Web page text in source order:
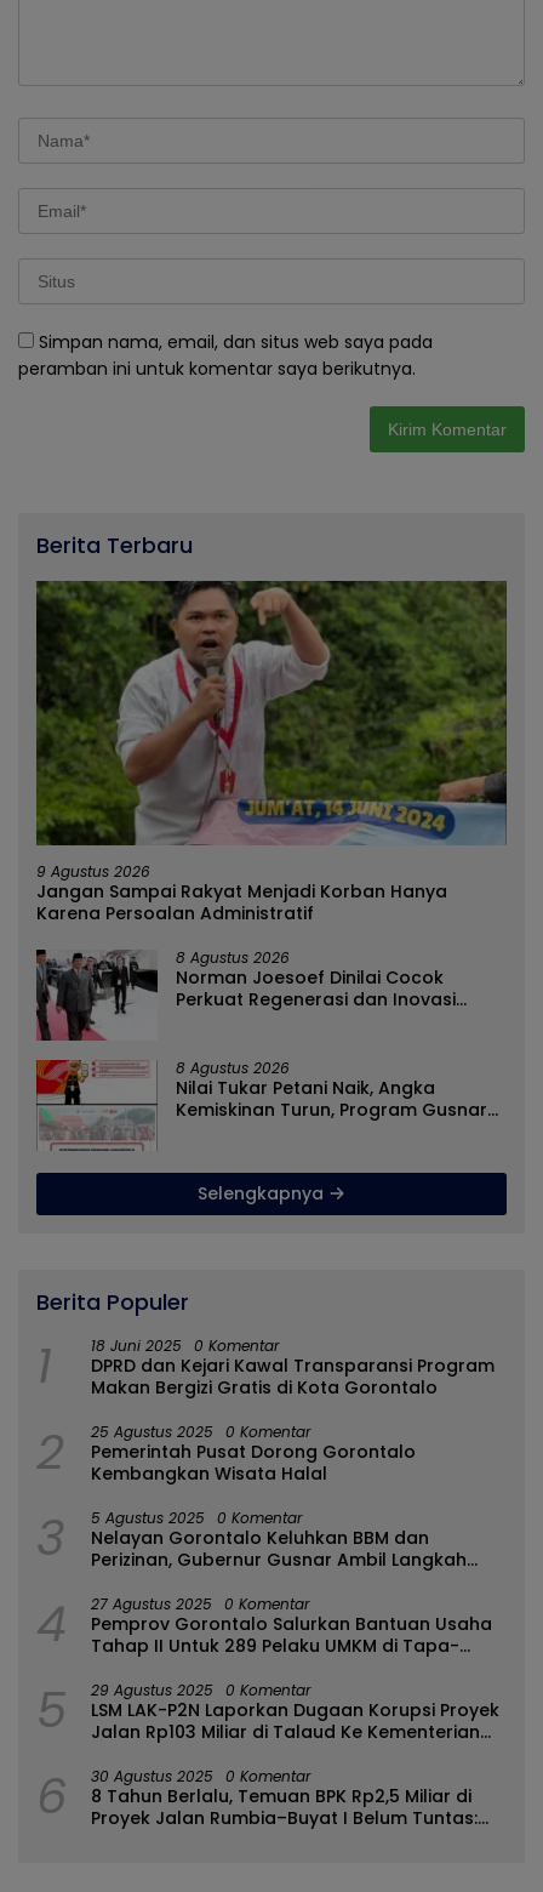
Simpan nama, email, dan situs web saya pada
peramban ini untuk komentar saya berikutnya.
Berita Terbaru
9 Agustus 2026
Jangan Sampai Rakyat Menjadi Korban Hanya
Karena Persoalan Administratif
8 Agustus 2026
Norman Joesoef Dinilai Cocok
Perkuat Regenerasi dan Inovasi
8 Agustus 2026
Nilai Tukar Petani Naik, Angka
Kemiskinan Turun, Program Gusnar-
Selengkapnya
Berita Populer
1 18 Juni 2025 0 Komentar
DPRD dan Kejari Kawal Transparansi Program
Makan Bergizi Gratis di Kota Gorontalo
2 25 Agustus 2025 0 Komentar
Pemerintah Pusat Dorong Gorontalo
Kembangkan Wisata Halal
3 5 Agustus 2025 0 Komentar
Nelayan Gorontalo Keluhkan BBM dan
Perizinan, Gubernur Gusnar Ambil Langkah
4 27 Agustus 2025 0 Komentar
Pemprov Gorontalo Salurkan Bantuan Usaha
Tahap II Untuk 289 Pelaku UMKM di Tapa-
5 29 Agustus 2025 0 Komentar
LSM LAK-P2N Laporkan Dugaan Korupsi Proyek
Jalan Rp103 Miliar di Talaud Ke Kementerian
6 30 Agustus 2025 0 Komentar
8 Tahun Berlalu, Temuan BPK Rp2,5 Miliar di
Proyek Jalan Rumbia–Buyat I Belum Tuntas: